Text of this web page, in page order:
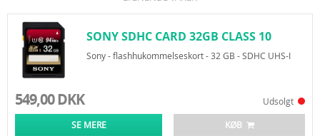
SONY SDHC CARD 32GB CLASS 10
Sony - flashhukommelseskort - 32 GB - SDHC UHS-I
549,00 DKK Udsolgt
SE MERE KØB